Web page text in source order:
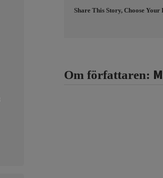
Share This Story, Choose
Om författaren: